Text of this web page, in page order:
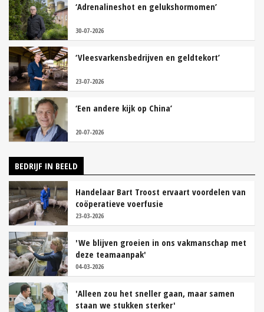
‘Adrenalineshot en gelukshormomen’
30-07-2026
‘Vleesvarkensbedrijven en geldtekort’
23-07-2026
‘Een andere kijk op China’
20-07-2026
BEDRIJF IN BEELD
Handelaar Bart Troost ervaart voordelen van
coöperatieve voerfusie
23-03-2026
'We blijven groeien in ons vakmanschap met
deze teamaanpak'
04-03-2026
'Alleen zou het sneller gaan, maar samen
staan we stukken sterker'